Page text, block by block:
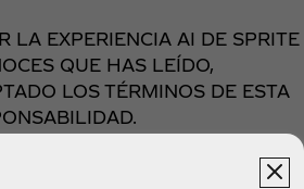
LA EXPERIENCIA AI DE SPRITE
QUE HAS LEÍDO,
LOS TÉRMINOS DE ESTA